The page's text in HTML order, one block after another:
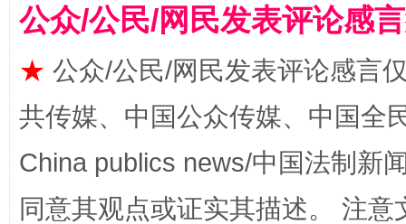
国家大学科技园优化重塑工作
公众/公民/网民发表评论感
★ 公众/公民/网民发表评论感言
共传媒、中国公众传媒、中国全
China publics news/中国法制新
同意其观点或证实其描述。 注